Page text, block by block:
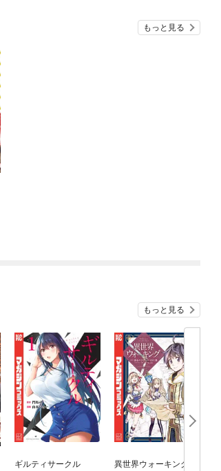
もっと見る
もっと見る
ギルティサークル
異世界ウォーキング